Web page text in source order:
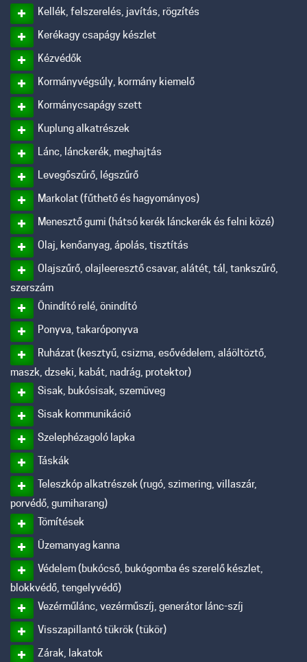
Kellék, felszerelés, javítás, rögzítés
Kerékagy csapágy készlet
Kézvédők
Kormányvégsúly, kormány kiemelő
Kormánycsapágy szett
Kuplung alkatrészek
Lánc, lánckerék, meghajtás
Levegőszűrő, légszűrő
Markolat (fűthető és hagyományos)
Menesztő gumi (hátsó kerék lánckerék és felni közé)
Olaj, kenőanyag, ápolás, tisztítás
Olajszűrő, olajleeresztő csavar, alátét, tál, tankszűrő,
szerszám
Önindító relé, önindító
Ponyva, takaróponyva
Ruházat (kesztyű, csizma, esővédelem, aláöltöztő,
maszk, dzseki, kabát, nadrág, protektor)
Sisak, bukósisak, szemüveg
Sisak kommunikáció
Szelephézagoló lapka
Táskák
Teleszkóp alkatrészek (rugó, szimering, villaszár,
porvédő, gumiharang)
Tömítések
Üzemanyag kanna
Védelem (bukócső, bukógomba és szerelő készlet,
blokkvédő, tengelyvédő)
Vezérműlánc, vezérműszíj, generátor lánc-szíj
Visszapillantó tükrök (tükör)
Zárak, lakatok